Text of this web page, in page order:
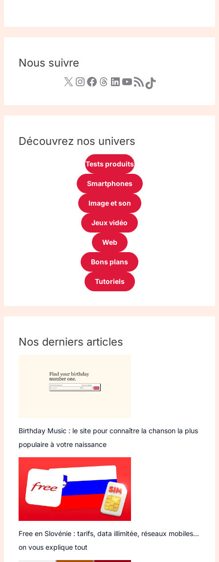
Nous suivre
Découvrez nos univers
Tests produits
Smartphones
Image et son
Jeux vidéo
Web
Bons plans
Tutoriels
Nos derniers articles
Birthday Music : le site pour connaître la chanson la plus
populaire à votre naissance
Free en Slovénie : tarifs, data illimitée, réseaux mobiles…
on vous explique tout